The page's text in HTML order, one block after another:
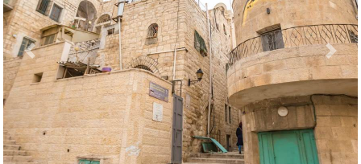
Download as PDF
Share